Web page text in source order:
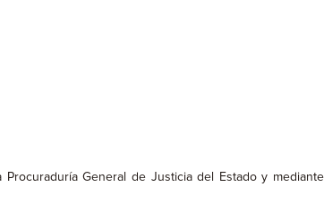
General de Justicia del Estado y mediante